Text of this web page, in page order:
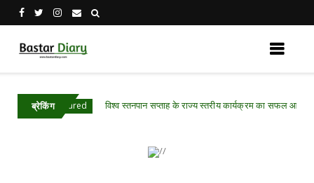
ब्रेकिंगविश्व स्तनपान सप्ताह के राज्य स्तरीय कार्यक्रम का सफल आयोजन,